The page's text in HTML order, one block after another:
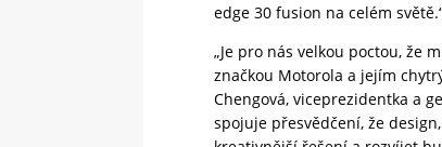
edge 30 fusion na celém
„Je pro nás velkou poctou, že
značkou Motorola a jejím
Chengová, viceprezidentka a
spojuje přesvědčení, že